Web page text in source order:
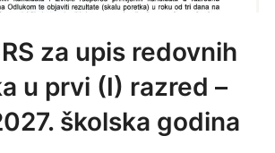
za upis redovnih
u prvi (I) razred –
školska godina